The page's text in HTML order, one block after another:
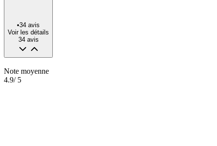
•34 avis
Voir les détails
34 avis
Note moyenne
4.9/ 5